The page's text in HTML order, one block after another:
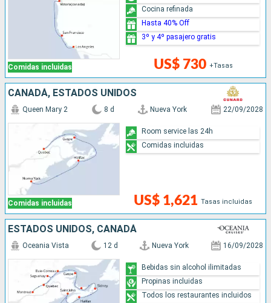
Comidas incluidas US$ 730 +Tasas
Cocina refinada
Hasta 40% Off
3º y 4º pasajero gratis
CANADÁ, ESTADOS UNIDOS
Comidas incluidas
Queen Mary 2 8 d Nueva York 22/09/2028
US$ 1,621 Tasas incluidas
Room service las 24h
Comidas incluidas
ESTADOS UNIDOS, CANADÁ
Oceania Vista 12 d Nueva York 16/09/2028
Bebidas sin alcohol ilimitadas
Propinas incluidas
Todos los restaurantes incluidos